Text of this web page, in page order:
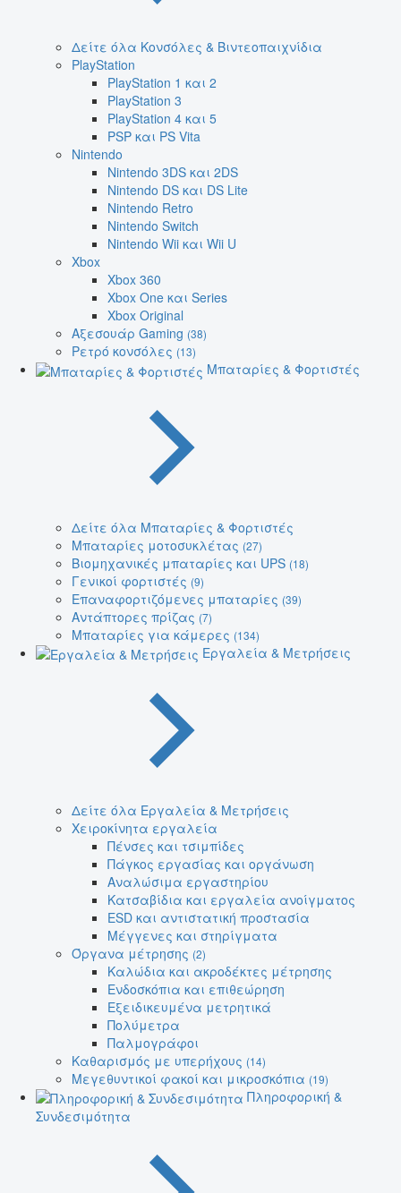
Δείτε όλα Κονσόλες & Βιντεοπαιχνίδια
PlayStation
PlayStation 1 και 2
PlayStation 3
PlayStation 4 και 5
PSP και PS Vita
Nintendo
Nintendo 3DS και 2DS
Nintendo DS και DS Lite
Nintendo Retro
Nintendo Switch
Nintendo Wii και Wii U
Xbox
Xbox 360
Xbox One και Series
Xbox Original
Αξεσουάρ Gaming (38)
Ρετρό κονσόλες (13)
Μπαταρίες & Φορτιστές
Δείτε όλα Μπαταρίες & Φορτιστές
Μπαταρίες μοτοσυκλέτας (27)
Βιομηχανικές μπαταρίες και UPS (18)
Γενικοί φορτιστές (9)
Επαναφορτιζόμενες μπαταρίες (39)
Αντάπτορες πρίζας (7)
Μπαταρίες για κάμερες (134)
Εργαλεία & Μετρήσεις
Δείτε όλα Εργαλεία & Μετρήσεις
Χειροκίνητα εργαλεία
Πένσες και τσιμπίδες
Πάγκος εργασίας και οργάνωση
Αναλώσιμα εργαστηρίου
Κατσαβίδια και εργαλεία ανοίγματος
ESD και αντιστατική προστασία
Μέγγενες και στηρίγματα
Όργανα μέτρησης (2)
Καλώδια και ακροδέκτες μέτρησης
Ενδοσκόπια και επιθεώρηση
Εξειδικευμένα μετρητικά
Πολύμετρα
Παλμογράφοι
Καθαρισμός με υπερήχους (14)
Μεγεθυντικοί φακοί και μικροσκόπια (19)
Πληροφορική &
Συνδεσιμότητα